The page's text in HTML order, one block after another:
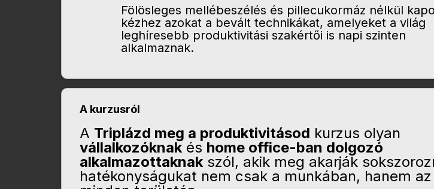
Fölösleges mellébeszélés és pillecukormáz nélkül
kézhez azokat a bevált technikákat, amelyeket a világ
leghíresebb produktivitási szakértői is napi szinten
alkalmaznak.
A kurzusról
A Triplázd meg a produktivitásod kurzus olyan
vállalkozóknakés home office-ban dolgozó
alkalmazottaknakszól, akik meg akarják
hatékonyságukat nem csak a munkában, hanem